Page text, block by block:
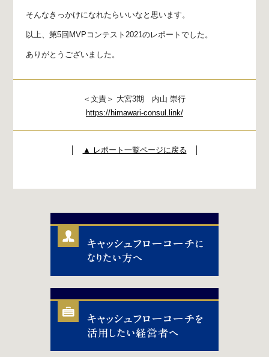
そんなきっかけになれたらいいなと思います。
以上、第5回MVPコンテスト2021のレポートでした。
ありがとうございました。
＜文責＞ 大宮3期 内山 崇行
https://himawari-consul.link/
▲ レポート一覧ページに戻る